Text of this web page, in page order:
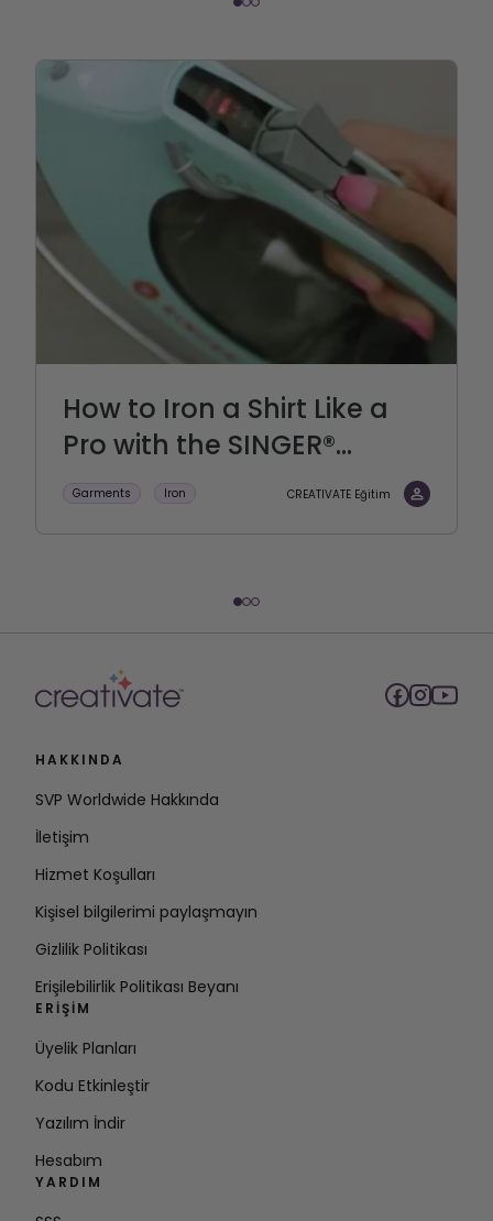
How to Iron a Shirt Like a
Pro with the SINGER®...
Garments Iron CREATIVATE Eğitim
HAKKINDA
SVP Worldwide Hakkında
İletişim
Hizmet Koşulları
Kişisel bilgilerimi paylaşmayın
Gizlilik Politikası
Erişilebilirlik Politikası Beyanı
ERIŞIM
Üyelik Planları
Kodu Etkinleştir
Yazılım İndir
Hesabım
YARDIM